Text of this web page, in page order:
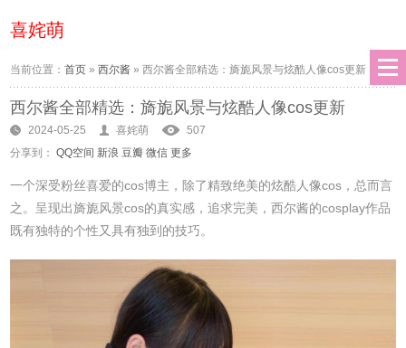
喜姹萌
当前位置：首页 »西尔酱 »西尔酱全部精选：旖旎风景与炫酷人像cos更新
西尔酱全部精选：旖旎风景与炫酷人像cos更新
2024-05-25 喜姹萌
507
分享到： QQ空间 新浪 豆瓣 微信 更多
一个深受粉丝喜爱的cos博主，除了精致绝美的炫酷人像cos，总而言
之。呈现出旖旎风景cos的真实感，追求完美，西尔酱的cosplay作品
既有独特的个性又具有独到的技巧。